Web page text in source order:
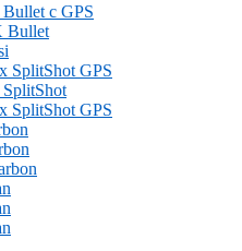
с GPS
Bullet
SplitShot GPS
SplitShot GPS